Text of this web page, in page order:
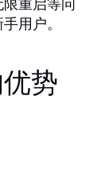
用户。
势